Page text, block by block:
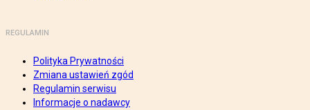
REGULAMIN
Polityka Prywatności
Zmiana ustawień zgód
Regulamin serwisu
Informacje o nadawcy